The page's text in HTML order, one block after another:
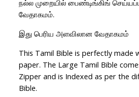
நல்ல முறையில் பைண்டிங்கிங்
வேதாகமம்.
இது பெரிய அளவிலான வேதாகமம்
This Tamil Bible is perfectly made
paper. The Large Tamil Bible
Zipper and is Indexed as per the
Bible.